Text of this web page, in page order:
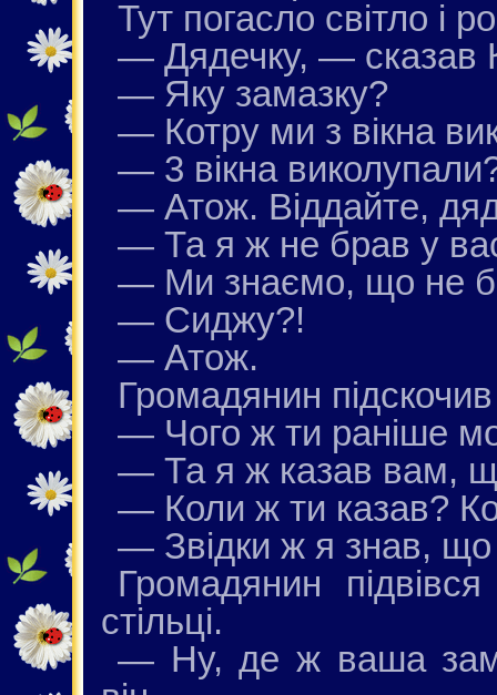
Тут погасло світло і
— Дядечку, — сказав
— Яку замазку?
— Котру ми з вікна
— 3 вікна
— Атож. Віддайте,
— Та я ж не брав у
— Ми знаємо, що не
— Сиджу?!
— Атож.
Громадянин підскочив
— Чого ж ти раніше
— Та я ж казав вам,
— Коли ж ти казав?
— Звідки ж я знав, що
Громадянин
стільці.
— Ну, де ж ваша